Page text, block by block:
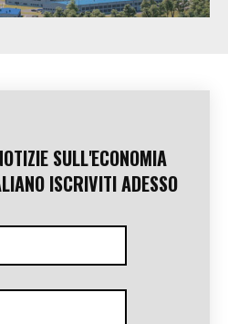
SULL'ECONOMIA
ISCRIVITI ADESSO